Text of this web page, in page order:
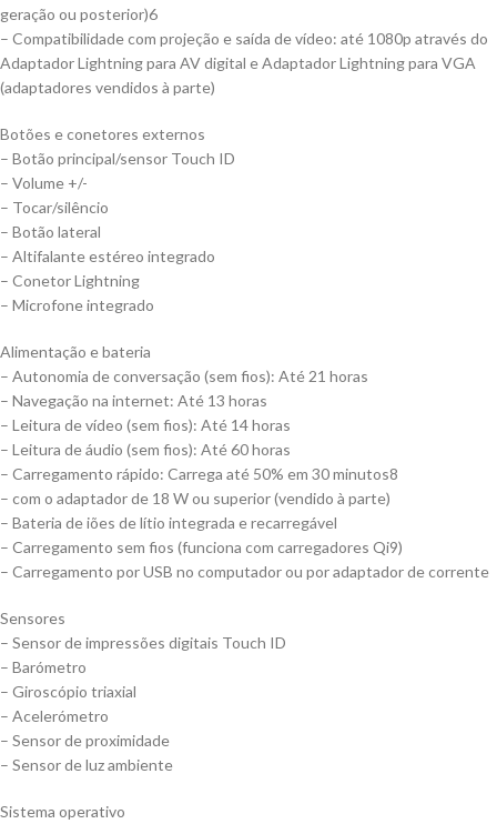
geração ou posterior)6
– Compatibilidade com projeção e saída de vídeo: até 1080p através do
Adaptador Lightning para AV digital e Adaptador Lightning para VGA
(adaptadores vendidos à parte)
Botões e conetores externos
– Botão principal/sensor Touch ID
– Volume +/-
– Tocar/silêncio
– Botão lateral
– Altifa­lante estéreo integrado
– Conetor Lightning
– Microfone integrado
Alimentação e bateria
– Autonomia de conversação (sem fios): Até 21 horas
– Navegação na internet: Até 13 horas
– Leitura de vídeo (sem fios): Até 14 horas
– Leitura de áudio (sem fios): Até 60 horas
– Carregamento rápido: Carrega até 50% em 30 minutos8
– com o adaptador de 18 W ou superior (vendido à parte)
– Bateria de iões de lítio integrada e recarregável
– Carrega­mento sem fios (funciona com carregadores Qi9)
– Carregamento por USB no computador ou por adaptador de corrente
Sensores
– Sensor de impressões digitais Touch ID
– Barómetro
– Giroscópio triaxial
– Acelerómetro
– Sensor de proximidade
– Sensor de luz ambiente
Sistema operativo